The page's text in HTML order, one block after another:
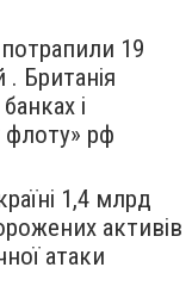
потрапили 19
. Британія
і
флоту» рф
1,4 млрд
активів
атаки